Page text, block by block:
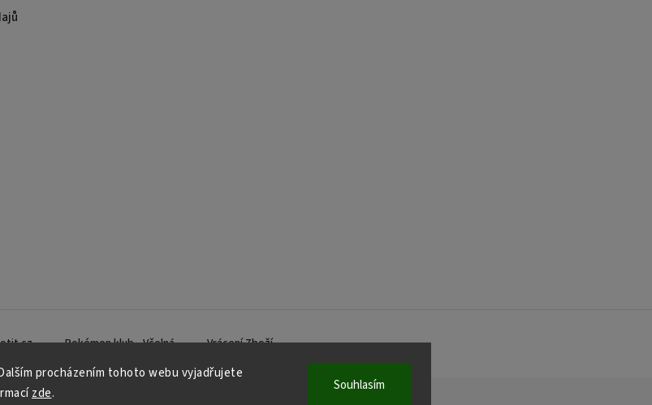
procházením tohoto webu vyjadřujete
zde. Souhlasím
Pokémon klub - Včelná Vrácení Zboží